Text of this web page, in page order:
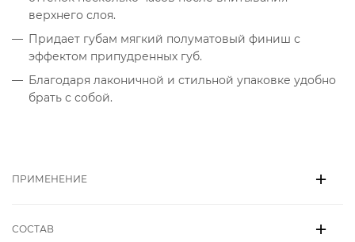
верхнего слоя.
Придает губам мягкий полуматовый финиш с
эффектом припудренных губ.
Благодаря лаконичной и стильной упаковке удобно
брать с собой.
ПРИМЕНЕНИЕ
СОСТАВ